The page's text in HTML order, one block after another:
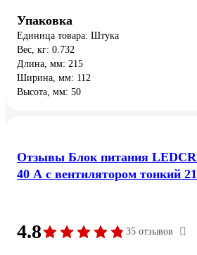
Упаковка
Единица товара: Штука
Вес, кг: 0.732
Длина, мм: 215
Ширина, мм: 112
Высота, мм: 50
Отзывы Блок питания
40 А с вентилятором тонкий
4.8 35 отзывов